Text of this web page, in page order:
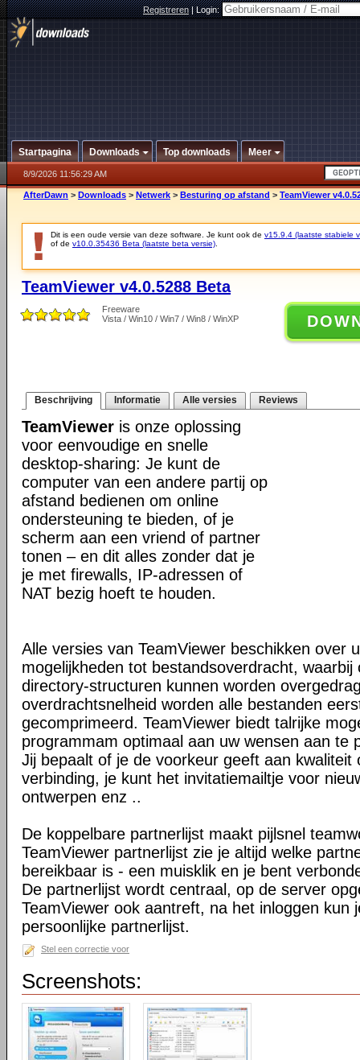
Registreren|Login:
Startpagina Downloads Top downloads Meer
8/9/2026 11:56:29 AM
AfterDawn > Downloads > Netwerk > Besturing op afstand > TeamViewer
Dit is een oude versie van deze software. Je kunt ook de v15.9.4 (laatste stabiele
of de v10.0.35436 Beta (laatste beta versie)
TeamViewer v4.0.5288 Beta
Freeware
Vista / Win10 / Win7 / Win8 / WinXP
Beschrijving Informatie Alle versies Reviews
TeamViewer is onze oplossing
voor eenvoudige en snelle
desktop-sharing: Je kunt de
computer van een andere partij op
afstand bedienen om online
ondersteuning te bieden, of je
scherm aan een vriend of partner
tonen – en dit alles zonder dat je
je met firewalls, IP-adressen of
NAT bezig hoeft te houden.
Alle versies van TeamViewer beschikken over
mogelijkheden tot bestandsoverdracht, waarbij
directory-structuren kunnen worden
overdrachtsnelheid worden alle bestanden
gecomprimeerd. TeamViewer biedt talrijke
programmam optimaal aan uw wensen aan te
Jij bepaalt of je de voorkeur geeft aan kwaliteit
verbinding, je kunt het invitatiemailtje voor
ontwerpen enz ..
De koppelbare partnerlijst maakt pijlsnel
TeamViewer partnerlijst zie je altijd welke
bereikbaar is - een muisklik en je bent
De partnerlijst wordt centraal, op de server
TeamViewer ook aantreft, na het inloggen kun
persoonlijke partnerlijst.
Stel een correctie voor
Screenshots: